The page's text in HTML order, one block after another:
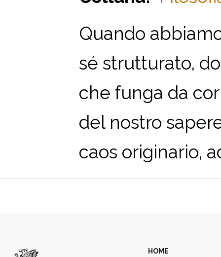
Quando
sé strutturato,
che funga da
del nostro
caos originario,
HOME